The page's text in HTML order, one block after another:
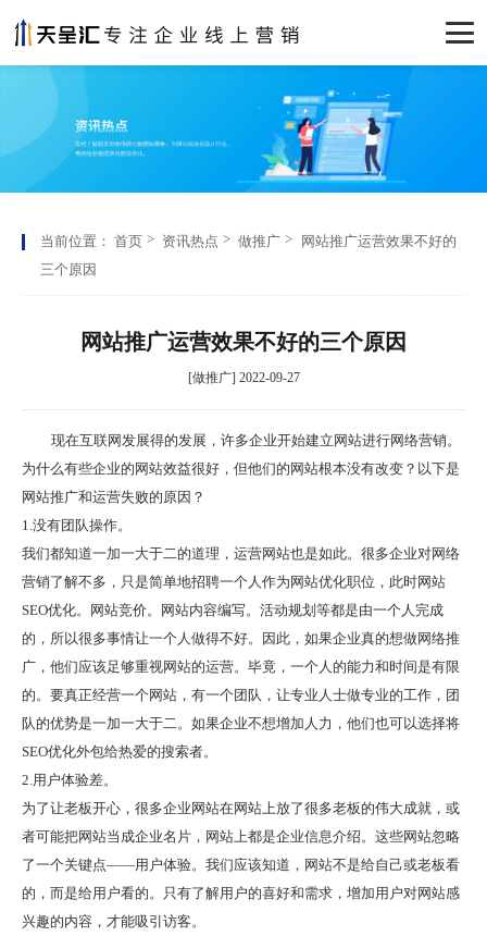
当前位置： 首页 资讯热点 做推广
网站推广运营效果不好的
三个原因
网站推广运营效果不好的三个原因
[做推广] 2022-09-27
现在互联网发展得的发展，许多企业开始建立网站进行网络营销。
为什么有些企业的网站效益很好，但他们的网站根本没有改变？以下是
网站推广和运营失败的原因？
1.没有团队操作。
我们都知道一加一大于二的道理，运营网站也是如此。很多企业对网络
营销了解不多，只是简单地招聘一个人作为网站优化职位，此时网站
SEO优化。网站竞价。网站内容编写。活动规划等都是由一个人完成
的，所以很多事情让一个人做得不好。因此，如果企业真的想做网络推
广，他们应该足够重视网站的运营。毕竟，一个人的能力和时间是有限
的。要真正经营一个网站，有一个团队，让专业人士做专业的工作，团
队的优势是一加一大于二。如果企业不想增加人力，他们也可以选择将
SEO优化外包给热爱的搜索者。
2.用户体验差。
为了让老板开心，很多企业网站在网站上放了很多老板的伟大成就，或
者可能把网站当成企业名片，网站上都是企业信息介绍。这些网站忽略
了一个关键点——用户体验。我们应该知道，网站不是给自己或老板看
的，而是给用户看的。只有了解用户的喜好和需求，增加用户对网站感
兴趣的内容，才能吸引访客。